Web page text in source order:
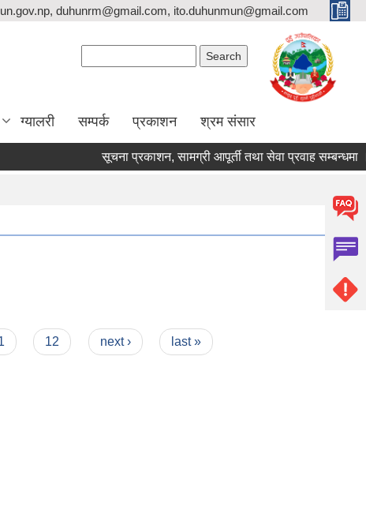
duhunrm@gmail.com, ito.duhunmun@gmail.com
ग्यालरी सम्पर्क प्रकाशन श्रम संसार
सूचना प्रकाशन, सामग्री आपूर्ती तथा सेवा प्रवाह सम्बन्धमा ।
12 next › last »